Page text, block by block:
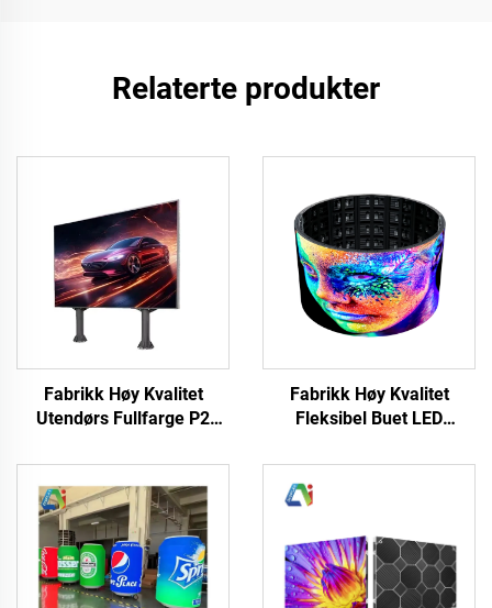
Relaterte produkter
Fabrikk Høy Kvalitet
Utendørs Fullfarge P2
Matrise for Konserthus
Veggskjerm og
Koncertskjerm Videowall
Fabrikk Høy Kvalitet
Fleksibel Buet LED
Vannett Fullfarge P4 Ute
Stor Sylinderisk Skjerm